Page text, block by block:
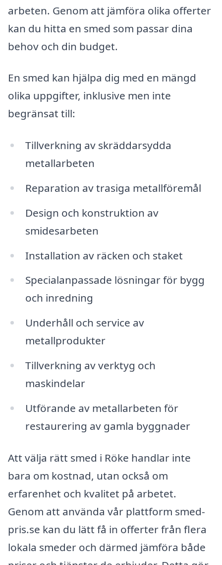
arbeten. Genom att jämföra olika offerter
kan du hitta en smed som passar dina
behov och din budget.
En smed kan hjälpa dig med en mängd
olika uppgifter, inklusive men inte
begränsat till:
Tillverkning av skräddarsydda
metallarbeten
Reparation av trasiga metallföremål
Design och konstruktion av
smidesarbeten
Installation av räcken och staket
Specialanpassade lösningar för bygg
och inredning
Underhåll och service av
metallprodukter
Tillverkning av verktyg och
maskindelar
Utförande av metallarbeten för
restaurering av gamla byggnader
Att välja rätt smed i Röke handlar inte
bara om kostnad, utan också om
erfarenhet och kvalitet på arbetet.
Genom att använda vår plattform smed-
pris.se kan du lätt få in offerter från flera
lokala smeder och därmed jämföra både